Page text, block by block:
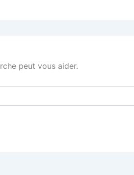
peut vous aider.